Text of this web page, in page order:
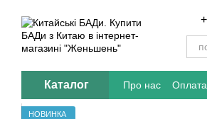
Каталог Про нас Оплата
Відгуки про
НОВИНКА